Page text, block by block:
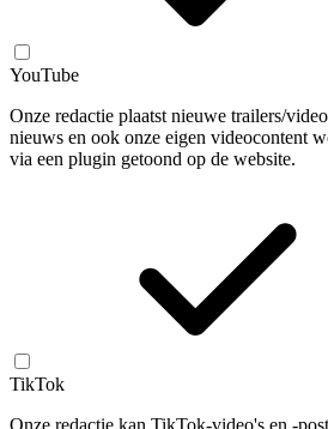
YouTube
Onze redactie plaatst nieuwe trailers/
nieuws en ook onze eigen videocontent
via een plugin getoond op de website.
TikTok
Onze redactie kan TikTok-video's en -